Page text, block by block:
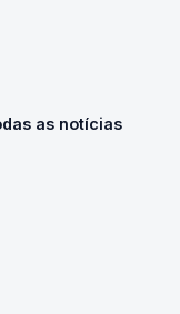
as notícias